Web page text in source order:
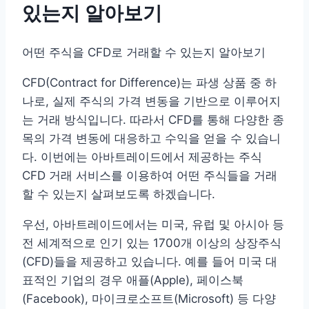
있는지 알아보기
어떤 주식을 CFD로 거래할 수 있는지 알아보기
CFD(Contract for Difference)는 파생 상품 중 하
나로, 실제 주식의 가격 변동을 기반으로 이루어지
는 거래 방식입니다. 따라서 CFD를 통해 다양한 종
목의 가격 변동에 대응하고 수익을 얻을 수 있습니
다. 이번에는 아바트레이드에서 제공하는 주식
CFD 거래 서비스를 이용하여 어떤 주식들을 거래
할 수 있는지 살펴보도록 하겠습니다.
우선, 아바트레이드에서는 미국, 유럽 및 아시아 등
전 세계적으로 인기 있는 1700개 이상의 상장주식
(CFD)들을 제공하고 있습니다. 예를 들어 미국 대
표적인 기업의 경우 애플(Apple), 페이스북
(Facebook), 마이크로소프트(Microsoft) 등 다양